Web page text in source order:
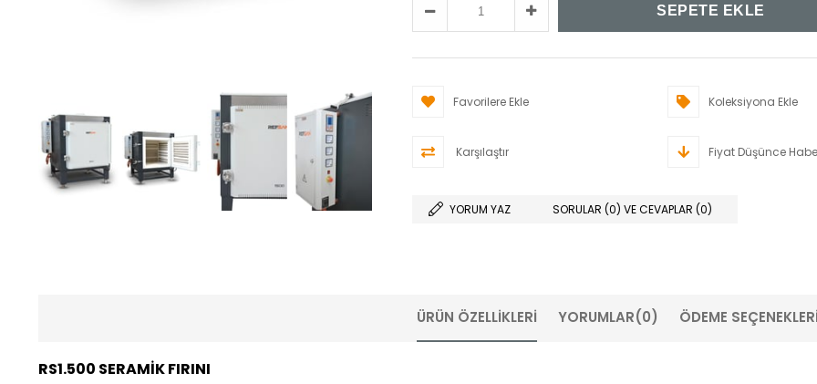
Favorilere Ekle Koleksiyona Ekle
Karşılaştır Fiyat Düşünce
YORUM YAZ SORULAR (0) VE CEVAPLAR (0)
ÜRÜN ÖZELLIKLERI YORUMLAR(0) ÖDEME SEÇENEKLERI
RS1.500 SERAMİK FIRINI